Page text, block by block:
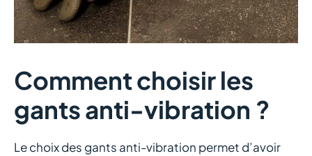
Comment choisir les
gants anti-vibration ?
Le choix des gants anti-vibration permet d’avoir